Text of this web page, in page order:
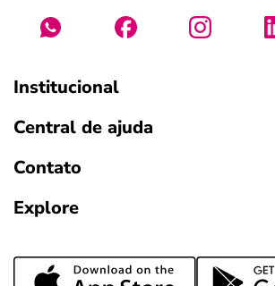
Institucional
Central de ajuda
Contato
Explore